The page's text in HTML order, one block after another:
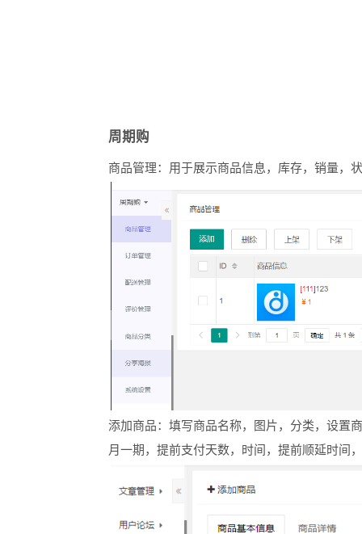
周期购
商品管理：用于展示商品信息，库存，销量，
添加商品：填写商品名称，图片，分类，设置
月一期，提前支付天数，时间，提前顺延时间